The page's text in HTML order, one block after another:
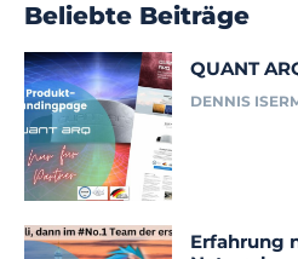
Beliebte Beiträge
QUANT
DENNIS
Erfahrung